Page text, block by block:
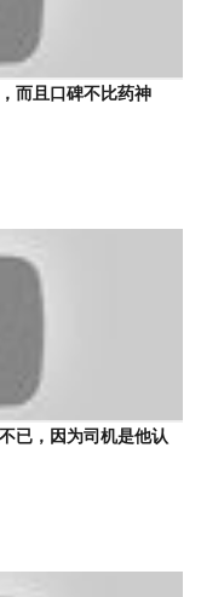
而且口碑不比药神
已，因为司机是他认